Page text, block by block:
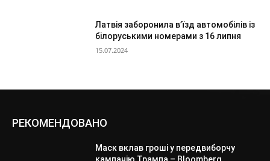
Латвія заборонила в’їзд автомобілів із
білоруськими номерами з 16 липня
15.07.2024
РЕКОМЕНДОВАНО
Маск вклав гроші у передвиборчу